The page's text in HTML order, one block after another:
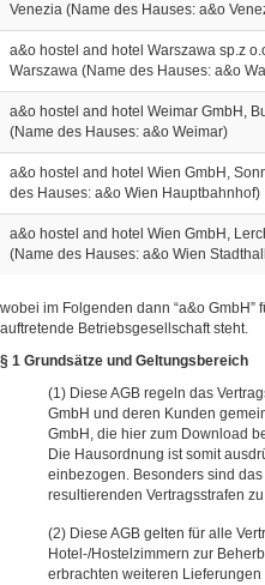
Venezia (Name des Hauses: a&o
a&o hostel and hotel Warszawa sp.z
Warszawa (Name des Hauses: a&o
a&o hostel and hotel Weimar GmbH,
(Name des Hauses: a&o Weimar)
a&o hostel and hotel Wien GmbH,
des Hauses: a&o Wien Hauptbahnhof)
a&o hostel and hotel Wien GmbH,
(Name des Hauses: a&o Wien
wobei im Folgenden dann “a&o GmbH”
auftretende Betriebsgesellschaft steht.
§ 1 Grundsätze und Geltungsbereich
Diese AGB regeln das
GmbH und deren Kunden
GmbH, die hier zum Download
Die Hausordnung ist somit
einbezogen. Besonders sind
resultierenden Vertragsstrafen
Diese AGB gelten für alle
Hotel-/Hostelzimmern zur
erbrachten weiteren